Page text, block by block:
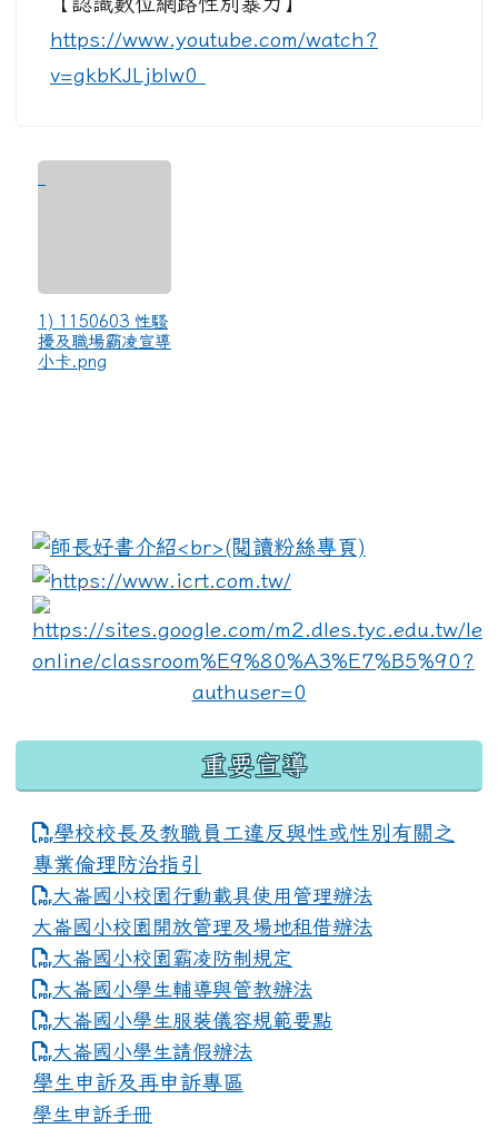
https://www.youtube.com/watch?
v=gkbKJLjblw0
1) 1150603 性騷
擾及職場霸凌宣導
小卡.png
link to https://
重要宣導
學校校長及教職員工違反與性或性別有關之
專業倫理防治指引
大崙國小校園行動載具使用管理辦法
大崙國小校園開放管理及場地租借辦法
大崙國小校園霸凌防制規定
大崙國小學生輔導與管教辦法
大崙國小學生服裝儀容規範要點
link to https://www.dles.tyc.edu.tw/uploads/
大崙國小學生請假辦法
學生申訴及再申訴專區
學生申訴手冊